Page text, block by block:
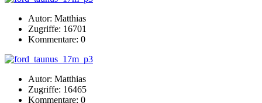
Autor: Matthias
Zugriffe: 16701
Kommentare: 0
Autor: Matthias
Zugriffe: 16465
Kommentare: 0